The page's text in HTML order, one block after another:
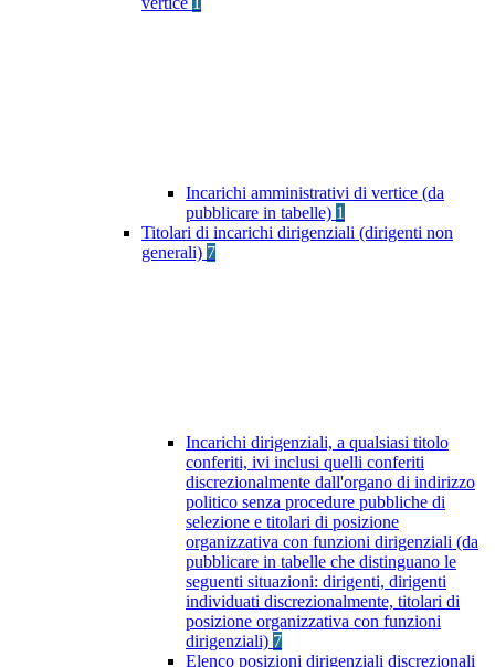
Incarichi amministrativi di vertice (da
pubblicare in tabelle) 1
Titolari di incarichi dirigenziali (dirigenti non
generali) 7
Incarichi dirigenziali, a qualsiasi titolo
conferiti, ivi inclusi quelli conferiti
discrezionalmente dall'organo di indirizzo
politico senza procedure pubbliche di
selezione e titolari di posizione
organizzativa con funzioni dirigenziali (da
pubblicare in tabelle che distinguano le
seguenti situazioni: dirigenti, dirigenti
individuati discrezionalmente, titolari di
posizione organizzativa con funzioni
dirigenziali) 7
Elenco posizioni dirigenziali discrezionali